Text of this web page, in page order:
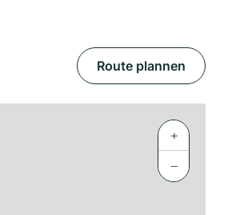
Route plannen
+
−